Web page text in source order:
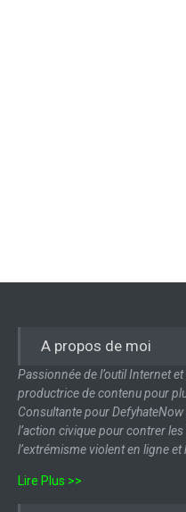
A propos de moi
Passionnée de l’outil Internet
productrice de contenu pour
Consultante pour
l’action civique pour contrer
l’extrémisme violent en ligne et
Lire Plus >>